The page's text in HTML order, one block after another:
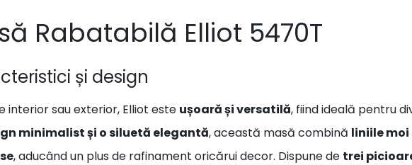
Rabatabilă Elliot 5470T
și design
interior sau exterior, Elliot este ușoară și versatilă, fiind ideală pentru
minimalist și o siluetă elegantă, această masă combină liniile moi
, aducând un plus de rafinament oricărui decor. Dispune de trei